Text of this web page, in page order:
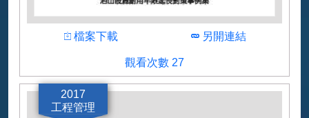
日本林野廳
下載
檔案下載 下載
另開連結
觀看次數 27
2017
工程管理